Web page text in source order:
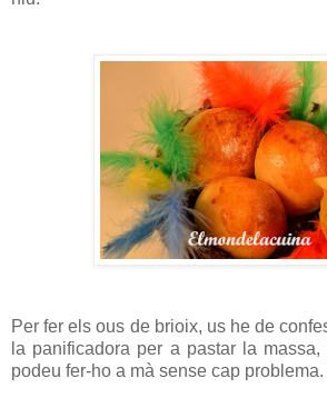
Per fer els ous de brioix, us he de
la panificadora per a pastar la
podeu fer-ho a mà sense cap problema.